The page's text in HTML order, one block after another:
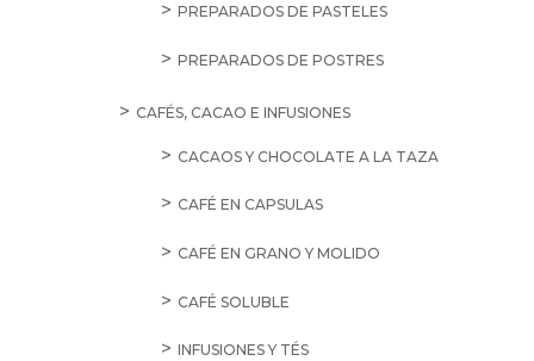
PREPARADOS DE PASTELES
PREPARADOS DE POSTRES
CAFÉS, CACAO E INFUSIONES
CACAOS Y CHOCOLATE A LA TAZA
CAFÉ EN CAPSULAS
CAFÉ EN GRANO Y MOLIDO
CAFÉ SOLUBLE
INFUSIONES Y TÉS